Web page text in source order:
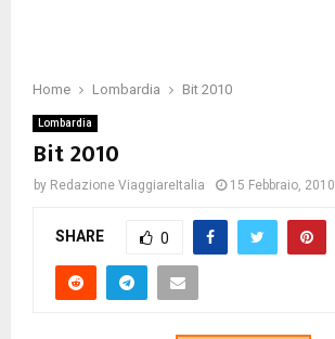
Home Lombardia Bit 2010
Lombardia
Bit 2010
by Redazione ViaggiareItalia 15 Febbraio, 2010
SHARE 0